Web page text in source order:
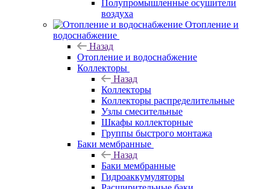
Полупромышленные осушители
воздуха
Отопление и
водоснабжение
Назад
Отопление и водоснабжение
Коллекторы
Назад
Коллекторы
Коллекторы распределительные
Узлы смесительные
Шкафы коллекторные
Группы быстрого монтажа
Баки мембранные
Назад
Баки мембранные
Гидроаккумуляторы